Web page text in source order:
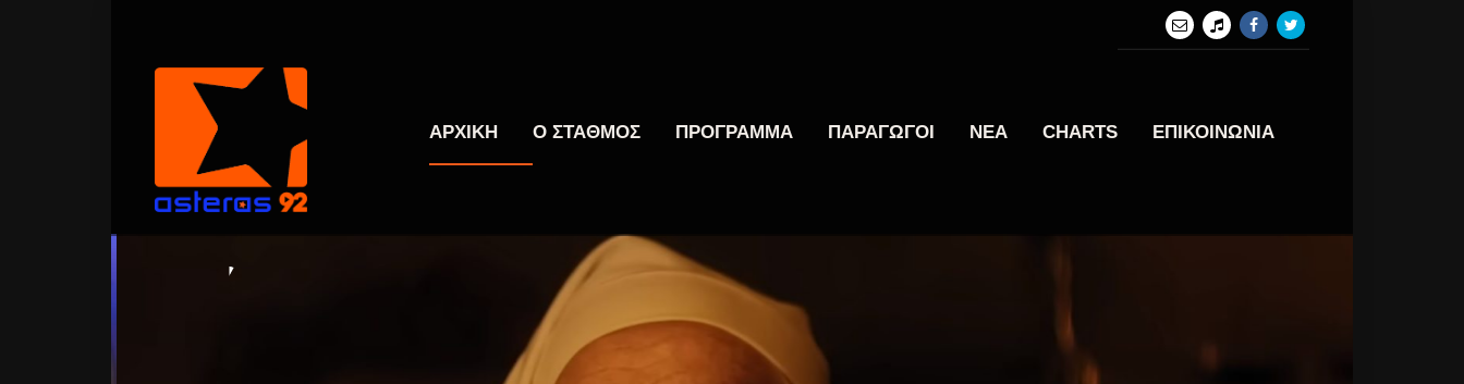
ΑΡΧΙΚΗ Ο ΣΤΑΘΜΟΣ ΠΡΟΓΡΑΜΜΑ ΠΑΡΑΓΩΓΟΙ ΝΕΑ CHARTS ΕΠΙΚΟΙΝΩΝΙΑ